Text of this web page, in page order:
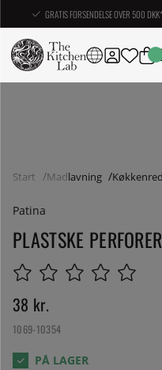
GRATIS FORSENDELSE OVER 500 DKK*
Start Madlavning
Patina
PLASTSKE
38 kr.
1069-10354